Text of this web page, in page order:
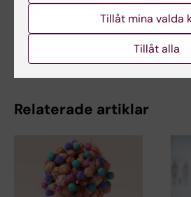
Relaterade artiklar
Tillåt mina valda
Tillåt alla